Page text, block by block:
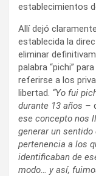
establecimientos
Allí dejó claramente
establecida la
eliminar
palabra “pichi” para
referirse a los
libertad. “Yo fui
durante 13 años –
ese concepto nos
generar un sentido
pertenencia a los
identificaban de
modo… y así,